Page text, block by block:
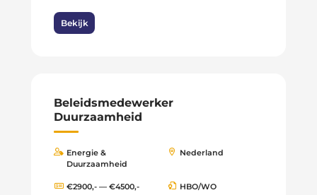
Bekijk
Beleidsmedewerker
Duurzaamheid
Energie &
Duurzaamheid
Nederland
€2900,- — €4500,- HBO/WO